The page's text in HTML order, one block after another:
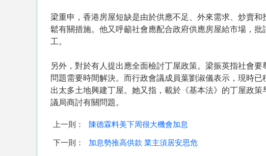
梁重申，香港房屋短缺是由於供應不足、外來需求、炒賣
鬆有關措施。他又呼籲社會應配合政府供應房屋給市場，
工。
另外，對於有人提出應全面檢討丁屋政策。梁振英指社會
問題需要時間解決。而行政會議成員葉劉淑儀表示，現時
出太多土地興建丁屋。她又指，載於《基本法》的丁屋政
議局商討有關問題。
上一則： 陳德霖料美下周很大機會加息
下一則： 加息勢推高供款 業主須居安思危